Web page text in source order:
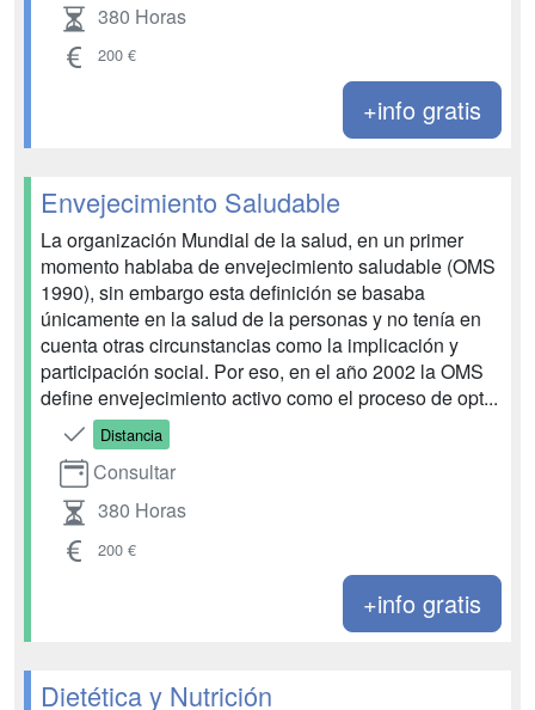
380 Horas
200 €
+info gratis
Envejecimiento Saludable
La organización Mundial de la salud, en un primer
momento hablaba de envejecimiento saludable (OMS
1990), sin embargo esta definición se basaba
únicamente en la salud de la personas y no tenía en
cuenta otras circunstancias como la implicación y
participación social. Por eso, en el año 2002 la OMS
define envejecimiento activo como el proceso de opt...
Distancia
Consultar
380 Horas
200 €
+info gratis
Dietética y Nutrición